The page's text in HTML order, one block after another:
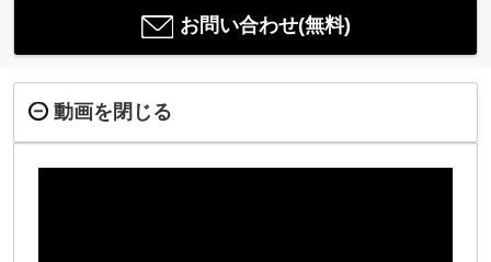
お問い合わせ(無料)
動画を閉じる